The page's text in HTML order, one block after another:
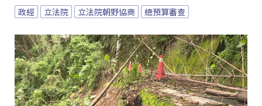
政經 立法院 立法院朝野協商 總預算審查